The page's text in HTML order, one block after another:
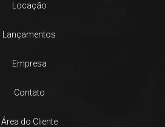
Locação
Lançamentos
Empresa
Contato
Área do Cliente